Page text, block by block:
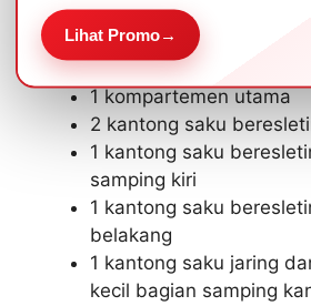
Ukuran : 43 x 19 x 29
Bahan : D300
1 kompartemen utama
2 kantong saku
1 kantong saku
samping kiri
1 kantong saku
belakang
1 kantong saku jaring
kecil bagian samping
Lihat Promo→